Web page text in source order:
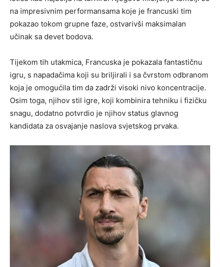
na impresivnim performansama koje je francuski tim
pokazao tokom grupne faze, ostvarivši maksimalan
učinak sa devet bodova.
Tijekom tih utakmica, Francuska je pokazala fantastičnu
igru, s napadačima koji su briljirali i sa čvrstom odbranom
koja je omogućila tim da zadrži visoki nivo koncentracije.
Osim toga, njihov stil igre, koji kombinira tehniku i fizičku
snagu, dodatno potvrdio je njihov status glavnog
kandidata za osvajanje naslova svjetskog prvaka.